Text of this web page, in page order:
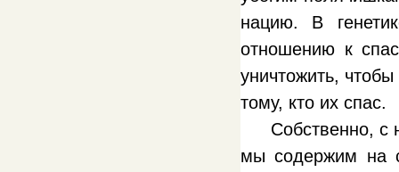
нацию. В
отношению к
уничтожить,
тому, кто их спас.
Собственно, с
мы содержим на